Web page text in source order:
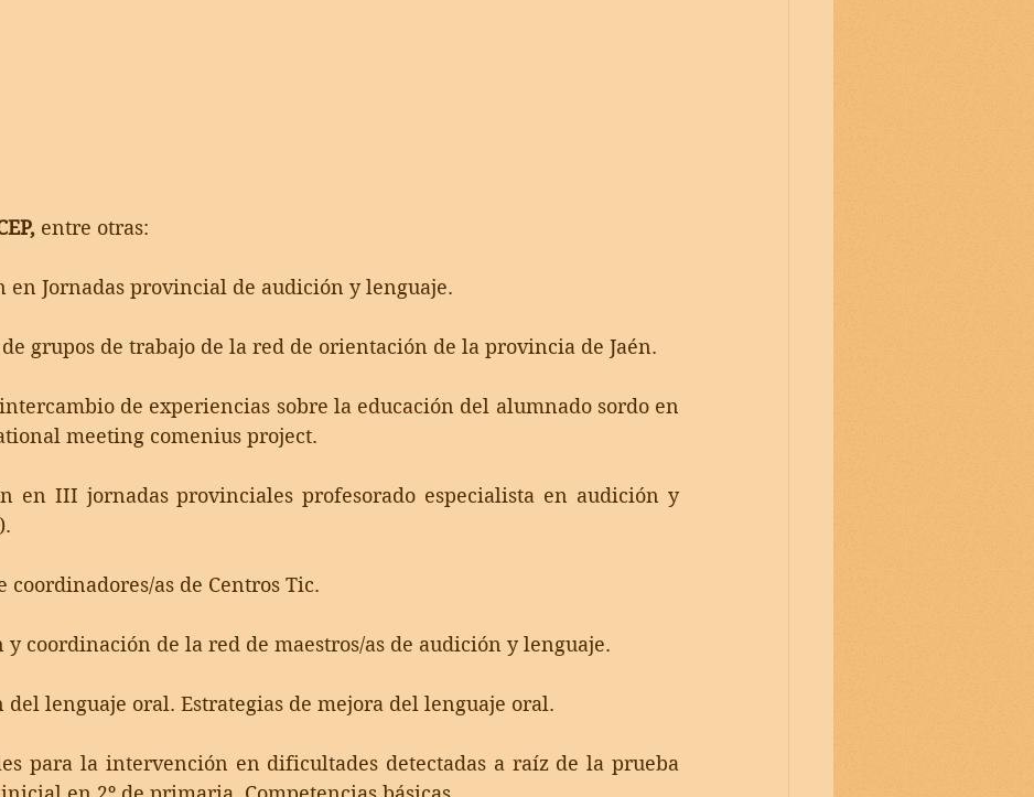
entre otras:
en Jornadas provincial de audición y lenguaje.
grupos de trabajo de la red de orientación de la provincia de Jaén.
de experiencias sobre la educación del alumnado sordo en
meeting comenius project.
en III jornadas provinciales profesorado especialista en audición y
coordinadores/as de Centros Tic.
coordinación de la red de maestros/as de audición y lenguaje.
del lenguaje oral. Estrategias de mejora del lenguaje oral.
para la intervención en dificultades detectadas a raíz de la prueba